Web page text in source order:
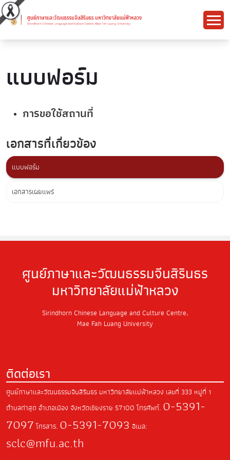
แบบฟอร์ม
การขอใช้สถานที่
เอกสารที่เกี่ยวข้อง
แบบฟอร์ม
เอกสารเผยแพร่
ศูนย์ภาษาและวัฒนธรรมจีนสิรินธร
มหาวิทยาลัยแม่ฟ้าหลวง
Sirindhorn Chinese Language and Culture Centre,
Mae Fah Luang University
ติดต่อเรา
ศูนย์ภาษาและวัฒนธรรมจีนสิรินธร มหาวิทยาลัยแม่ฟ้าหลวง เลขที่ 333 หมู่ที่ 1
ตำบลท่าสุด อำเภอเมือง จังหวัดเชียงราย 57100 โทรศัพท์. 0-5391-
7097 โทรสาร. 0-5391-7093 อีเมล:
sclc@mfu.ac.th